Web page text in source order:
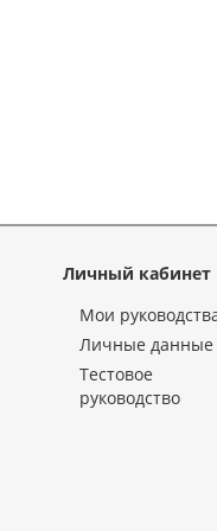
Личный кабинет
Мои
Личные данные
Тестовое
руководство